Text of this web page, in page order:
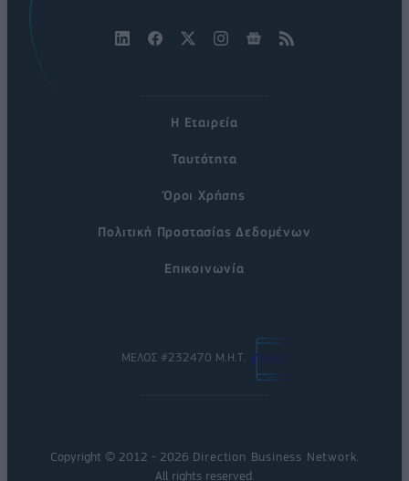
Η Εταιρεία
Ταυτότητα
Όροι Χρήσης
Πολιτική Προστασίας Δεδομένων
Επικοινωνία
ΜΕΛΟΣ #232470 Μ.Η.Τ.
Copyright © 2012 - 2026 Direction Business Network
All rights reserved.